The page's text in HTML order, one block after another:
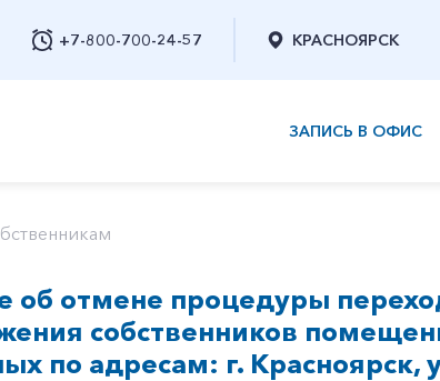
+7-800-700-24-57
Заказать обратный звонок
КРАСНОЯРСК
ЗАПИСЬ В ОФИС
об отмене процедуры
собственников
по адресам: г. Красноярск,